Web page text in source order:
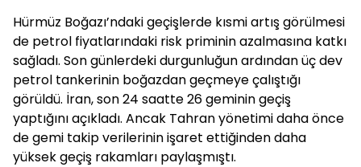
Hürmüz Boğazı’ndaki geçişlerde kısmi artış görülmesi
de petrol fiyatlarındaki risk priminin azalmasına katkı
sağladı. Son günlerdeki durgunluğun ardından üç dev
petrol tankerinin boğazdan geçmeye çalıştığı
görüldü. İran, son 24 saatte 26 geminin geçiş
yaptığını açıkladı. Ancak Tahran yönetimi daha önce
de gemi takip verilerinin işaret ettiğinden daha
yüksek geçiş rakamları paylaşmıştı.